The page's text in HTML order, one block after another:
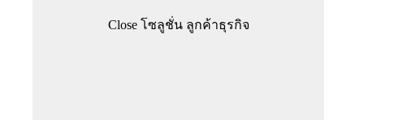
Close โซลูชั่น ลูกค้าธุรกิจ